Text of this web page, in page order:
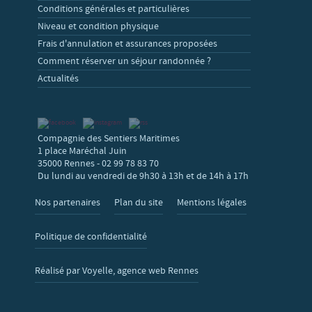
Conditions générales et particulières
Niveau et condition physique
Frais d'annulation et assurances proposées
Comment réserver un séjour randonnée ?
Actualités
Compagnie des Sentiers Maritimes
1 place Maréchal Juin
35000 Rennes - 02 99 78 83 70
Du lundi au vendredi de 9h30 à 13h et de 14h à 17h
Nos partenaires Plan du site Mentions légales
Politique de confidentialité
Réalisé par Voyelle, agence web Rennes